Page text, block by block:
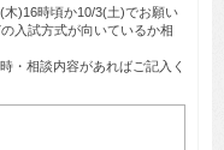
木)16時頃か10/3(土)でお願い
入試方式が向いているか相
・相談内容があればご記入く